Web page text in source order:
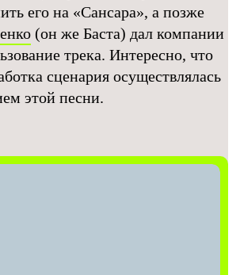
его на «Сансара», а позже
(он же Баста) дал компании
трека. Интересно, что
сценария осуществлялась
этой песни.